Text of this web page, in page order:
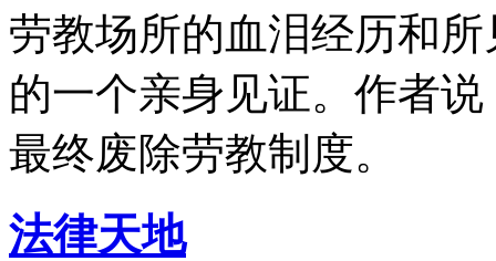
劳教场所的血泪经历和
的一个亲身见证。作者
最终废除劳教制度。
法律天地